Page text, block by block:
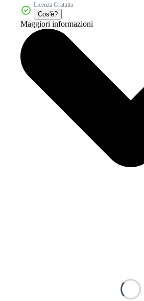
Licenza Gratuita
Cos'è?
Maggiori informazioni